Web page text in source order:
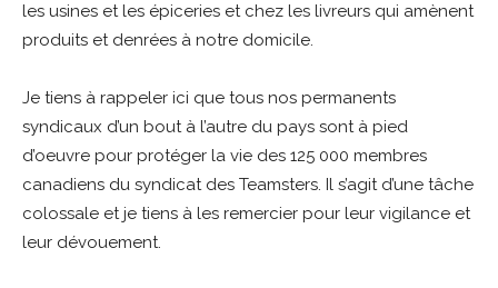
les usines et les épiceries et chez les livreurs qui amènent
produits et denrées à notre domicile.
Je tiens à rappeler ici que tous nos permanents
syndicaux d’un bout à l’autre du pays sont à pied
d’oeuvre pour protéger la vie des 125 000 membres
canadiens du syndicat des Teamsters. Il s’agit d’une tâche
colossale et je tiens à les remercier pour leur vigilance et
leur dévouement.